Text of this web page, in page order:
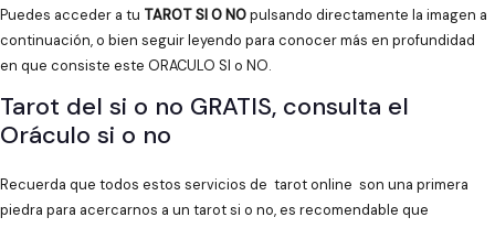
Puedes acceder a tu TAROT SI O NOpulsando directamente la imagen a
continuación, o bien seguir leyendo para conocer más en profundidad
en que consiste este ORACULO SI o NO.
Tarot del si o no GRATIS, consulta el
Oráculo si o no
Recuerda que todos estos servicios de tarot online son una primera
piedra para acercarnos a un tarot si o no, es recomendable que